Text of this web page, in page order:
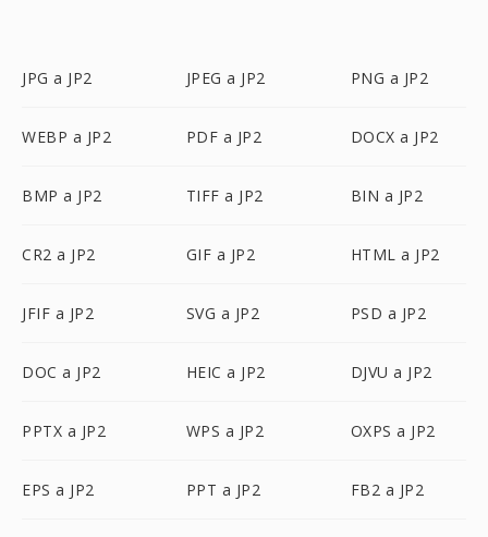
JPG a JP2 JPEG a JP2 PNG a JP2
WEBP a JP2 PDF a JP2 DOCX a JP2
BMP a JP2 TIFF a JP2 BIN a JP2
CR2 a JP2 GIF a JP2 HTML a JP2
JFIF a JP2 SVG a JP2 PSD a JP2
DOC a JP2 HEIC a JP2 DJVU a JP2
PPTX a JP2 WPS a JP2 OXPS a JP2
EPS a JP2 PPT a JP2 FB2 a JP2